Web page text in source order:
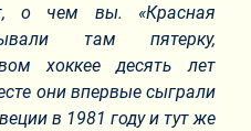
о чем вы. «Красная
там пятерку,
хоккее десять лет
они впервые сыграли
в 1981 году и тут же